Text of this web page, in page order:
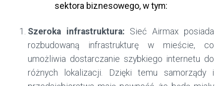
sektora biznesowego, w tym:
Szeroka infrastruktura: Sieć Airmax posiada
rozbudowaną infrastrukturę w mieście, co
umożliwia dostarczanie szybkiego internetu do
różnych lokalizacji. Dzięki temu samorządy i